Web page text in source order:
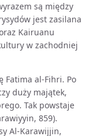
są między
jest zasilana
Kairuanu
w zachodniej
Fatima al-Fihri. Po
duży majątek,
Tak powstaje
859).
Al-Karawijjin,